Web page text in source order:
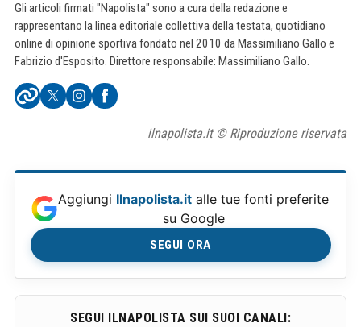
Gli articoli firmati "Napolista" sono a cura della redazione e
rappresentano la linea editoriale collettiva della testata, quotidiano
online di opinione sportiva fondato nel 2010 da Massimiliano Gallo e
Fabrizio d'Esposito. Direttore responsabile: Massimiliano Gallo.
ilnapolista.it © Riproduzione riservata
Aggiungi Ilnapolista.it alle tue fonti preferite
su Google
SEGUI ORA
SEGUI ILNAPOLISTA SUI SUOI CANALI: